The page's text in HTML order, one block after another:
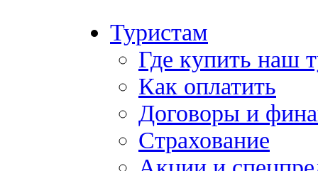
Туристам
Где купить наш
Как оплатить
Договоры и
Страхование